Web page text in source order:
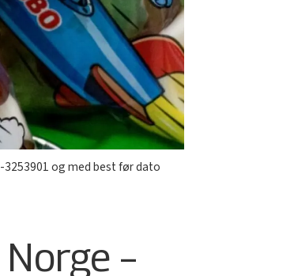
3253901 og med best før dato
–